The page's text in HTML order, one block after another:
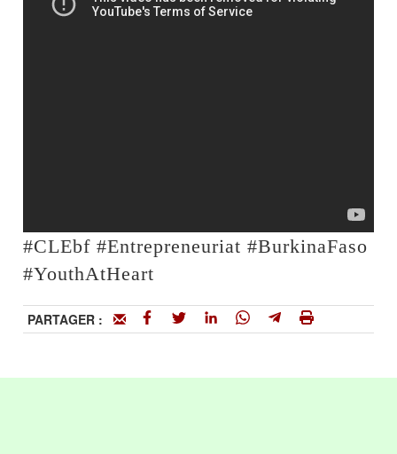
#CLEbf #Entrepreneuriat #BurkinaFaso
#YouthAtHeart
PARTAGER :